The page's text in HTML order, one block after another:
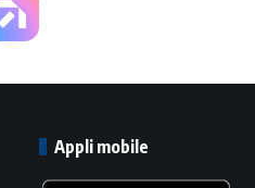
Appli mobile